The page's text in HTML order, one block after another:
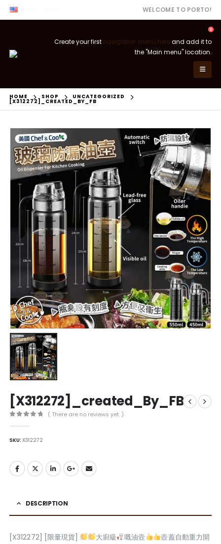
WELCOME TO PORTO!
0
Create your first navigation menu hereand add it to
the "Main menu" location.
HOME SHOP UNCATEGORIZED
[X312272]_CREATED_BY_FB
[X312272]_created_By_FB
( There are no reviews yet. )
SKU:X312272
DESCRIPTION
[X312272] [限量現貨] 大廚級 嘅油壼
壺蓋自動重力開